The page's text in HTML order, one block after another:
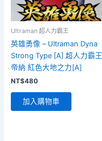
Ultraman 超人力霸王
英雄勇像 – Ultraman Dyna
Strong Type [A] 超人力霸王
帝納 紅色大地之力[A]
NT$480
加入購物車